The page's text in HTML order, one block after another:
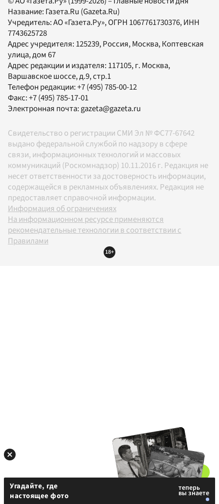
Название: Газета.Ru (Gazeta.Ru)
Учредитель:АО «Газета.Ру», ОГРН 1067761730376, ИНН
7743625728
Адрес учредителя: 125239, Россия, Москва, Коптевская
улица, дом 67
Адрес редакции и издателя: 117105, г. Москва,
Варшавское шоссе, д.9, стр.1
Телефон редакции:+7 (495) 785-00-12
Факс:+7 (495) 785-17-01
Электронная почта: gazeta@gazeta.ru
Свидетельство о регистрации СМИ Эл № ФС77-67642
выдано федеральной службой по надзору в сфере
связи, информационных технологий и массовых
коммуникаций (Роскомнадзор) 10.11.2016 г. Редакция не
несет ответственности за достоверность информации,
содержащейся в рекламных объявлениях. Редакция не
предоставляет справочной информации.
Информация об ограничениях
На информационном ресурсе применяются
рекомендательные технологии в соответствии с
Правилами
18+
Угадайте, где
настоящее фото